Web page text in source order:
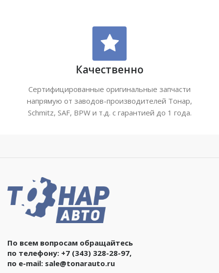
Качественно
Сертифицированные оригинальные запчасти
напрямую от заводов-производителей Тонар,
Schmitz, SAF, BPW и т.д. с гарантией до 1 года.
По всем вопросам обращайтесь
по телефону: +7 (343) 328-28-97,
по e-mail: sale@tonarauto.ru